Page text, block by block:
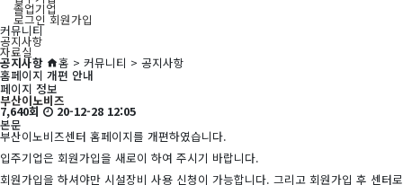
졸업기업
로그인 회원가입
커뮤니티
공지사항
자료실
공지사항 홈 > 커뮤니티 > 공지사항
홈페이지 개편 안내
페이지 정보
부산이노비즈
7,640회 20-12-28 12:05
본문
부산이노비즈센터 홈페이지를 개편하였습니다.
입주기업은 회원가입을 새로이 하여 주시기 바랍니다.
회원가입을 하셔야만 시설장비 사용 신청이 가능합니다. 그리고 회원가입 후 센터로